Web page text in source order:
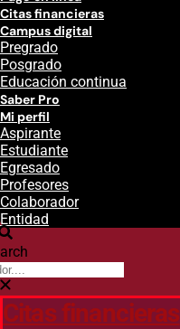
Citas financieras
Campus digital
Pregrado
Posgrado
Educación continua
Saber Pro
Mi perfil
Aspirante
Estudiante
Egresado
Profesores
Colaborador
Entidad
Citas financieras